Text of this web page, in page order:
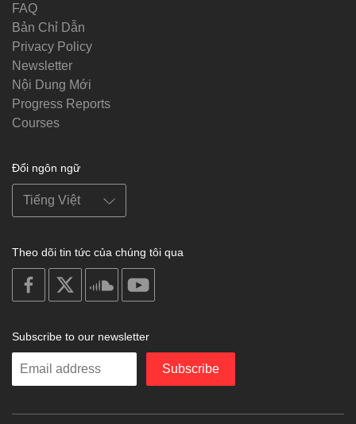
FAQ
Bản Chỉ Dẫn
Privacy Policy
Newsletter
Nội Dung Mới
Progress Reports
Courses
Đổi ngôn ngữ
Theo dõi tin tức của chúng tôi qua
on
facebook
soundcloud
Subscribe to our newsletter
Enter
Subscribe